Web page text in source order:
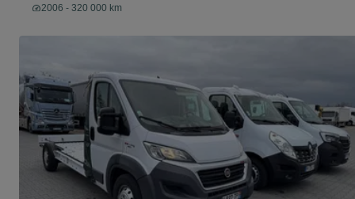
2006 - 320 000 km